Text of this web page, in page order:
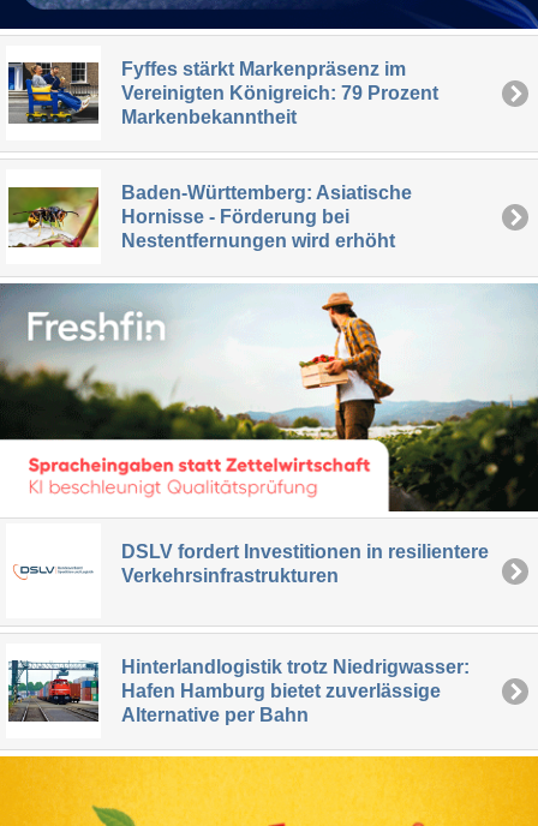
Fyffes stärkt Markenpräsenz im
Vereinigten Königreich: 79 Prozent
Markenbekanntheit
Baden-Württemberg: Asiatische
Hornisse - Förderung bei
Nestentfernungen wird erhöht
DSLV fordert Investitionen in resilientere
Verkehrsinfrastrukturen
Hinterlandlogistik trotz Niedrigwasser:
Hafen Hamburg bietet zuverlässige
Alternative per Bahn